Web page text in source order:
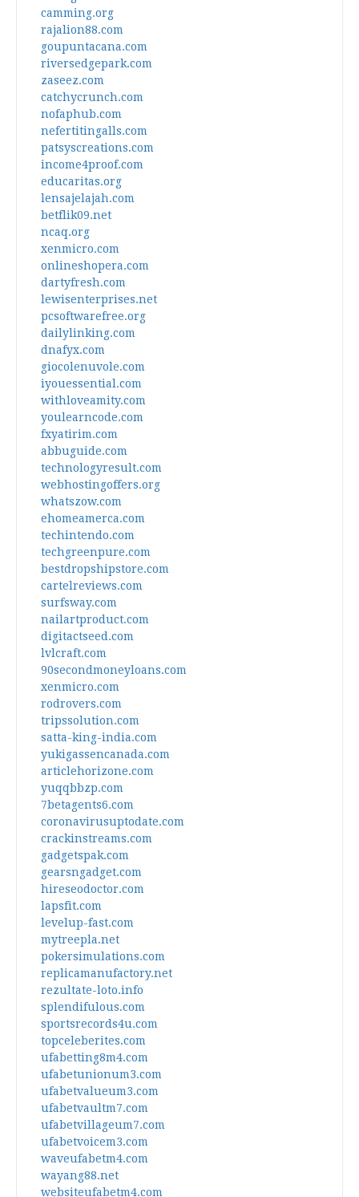
camming.org
rajalion88.com
goupuntacana.com
riversedgepark.com
zaseez.com
catchycrunch.com
nofaphub.com
nefertitingalls.com
patsyscreations.com
income4proof.com
educaritas.org
lensajelajah.com
betflik09.net
ncaq.org
xenmicro.com
onlineshopera.com
dartyfresh.com
lewisenterprises.net
pcsoftwarefree.org
dailylinking.com
dnafyx.com
giocolenuvole.com
iyouessential.com
withloveamity.com
youlearncode.com
fxyatirim.com
abbuguide.com
technologyresult.com
webhostingoffers.org
whatszow.com
ehomeamerca.com
techintendo.com
techgreenpure.com
bestdropshipstore.com
cartelreviews.com
surfsway.com
nailartproduct.com
digitactseed.com
lvlcraft.com
90secondmoneyloans.com
xenmicro.com
rodrovers.com
tripssolution.com
satta-king-india.com
yukigassencanada.com
articlehorizone.com
yuqqbbzp.com
7betagents6.com
coronavirusuptodate.com
crackinstreams.com
gadgetspak.com
gearsngadget.com
hireseodoctor.com
lapsfit.com
levelup-fast.com
mytreepla.net
pokersimulations.com
replicamanufactory.net
rezultate-loto.info
splendifulous.com
sportsrecords4u.com
topceleberites.com
ufabetting8m4.com
ufabetunionum3.com
ufabetvalueum3.com
ufabetvaultm7.com
ufabetvillageum7.com
ufabetvoicem3.com
waveufabetm4.com
wayang88.net
websiteufabetm4.com